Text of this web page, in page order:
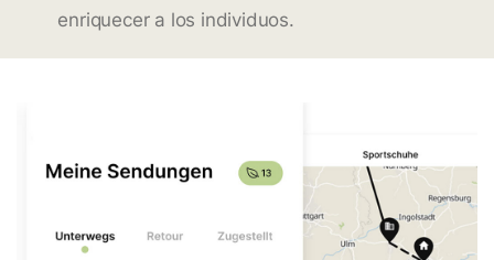
enriquecer a los individuos.